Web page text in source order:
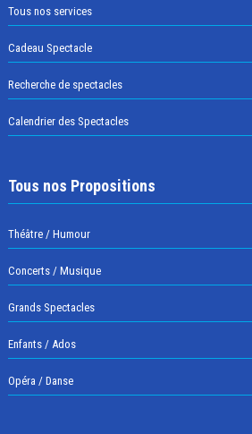
Tous nos services
Cadeau Spectacle
Recherche de spectacles
Calendrier des Spectacles
Tous nos Propositions
Théâtre / Humour
Concerts / Musique
Grands Spectacles
Enfants / Ados
Opéra / Danse